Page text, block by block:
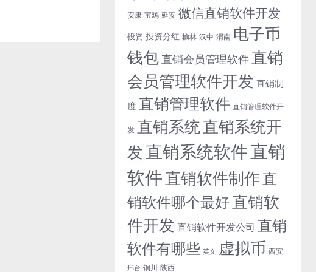
安康 宝鸡 延安 微信直销软件开发
投资 投资分红 榆林 汉中 渭南 电子币
钱包 直销会员管理软件 直销
会员管理软件开发 直销制
度 直销管理软件 直销管理软件开
发 直销系统直销系统开
发直销系统软件直销
软件直销软件制作直
销软件哪个最好直销软
件开发 直销软件开发公司 直销
软件有哪些 英文 虚拟币 西安
邢台 铜川 陕西